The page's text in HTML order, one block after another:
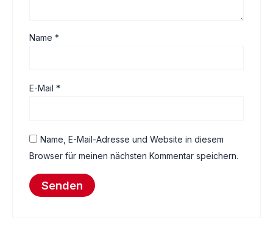
Name*
E-Mail*
Name, E-Mail-Adresse und Website in diesem
Browser für meinen nächsten Kommentar speichern.